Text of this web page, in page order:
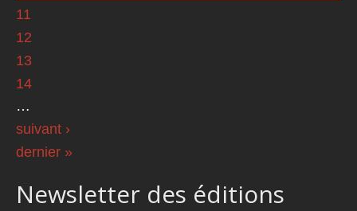
11
12
13
14
…
suivant ›
dernier »
Newsletter des éditions